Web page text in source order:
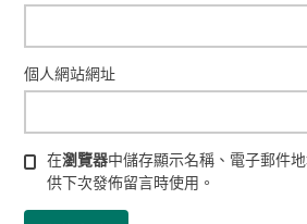
個人網站網址
在瀏覽器中儲存顯示名稱、電子郵件
供下次發佈留言時使用。